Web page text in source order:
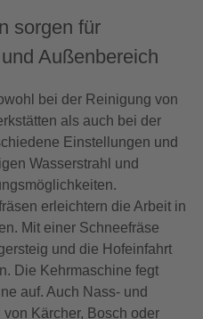
sorgen für
Außenbereich
bei der Reinigung von
als auch bei der
Einstellungen und
Wasserstrahl und
erleichtern die Arbeit in
Mit einer Schneefräse
und die Hofeinfahrt
Die Kehrmaschine fegt
auf. Auch Nass- und
Kärcher, Bosch oder